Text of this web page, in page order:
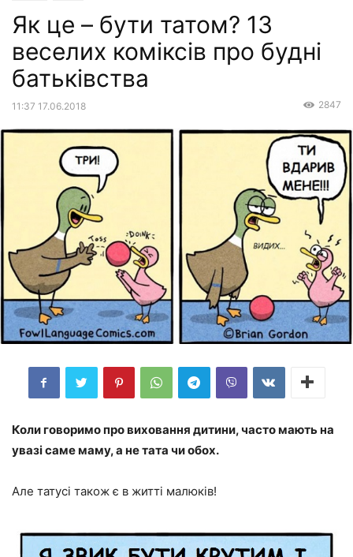
Як це – бути татом? 13
веселих коміксів про будні
батьківства
11:37 17.06.2018 2847
Коли говоримо про виховання дитини, часто мають на
увазі саме маму, а не тата чи обох.
Але татусі також є в житті малюків!